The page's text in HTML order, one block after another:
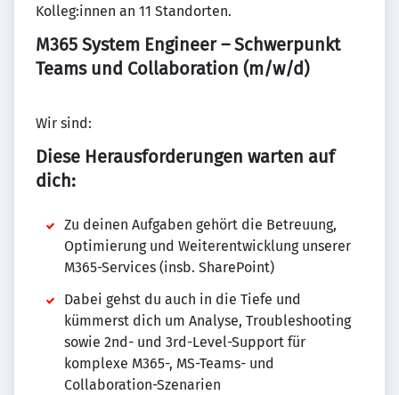
Kolleg:innen an 11 Standorten.
M365 System Engineer – Schwerpunkt
Teams und Collaboration (m/w/d)
Wir sind:
Diese Herausforderungen warten auf
dich:
Zu deinen Aufgaben gehört die Betreuung,
Optimierung und Weiterentwicklung unserer
M365-Services (insb. SharePoint)
Dabei gehst du auch in die Tiefe und
kümmerst dich um Analyse, Troubleshooting
sowie 2nd- und 3rd-Level-Support für
komplexe M365-, MS-Teams- und
Collaboration-Szenarien